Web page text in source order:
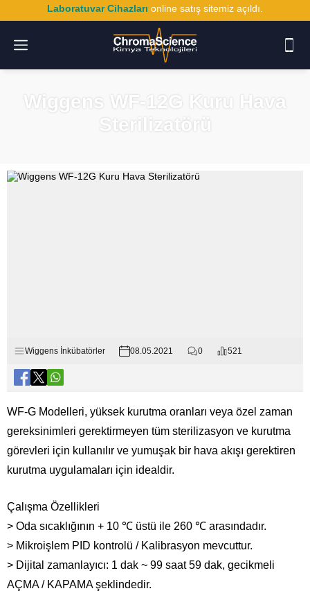
Laboratuvar Cihazları online satış sitemiz açıldı.
Wiggens WF-12G Kuru Hava
Sterilizatörü
Wiggens İnkübatörler 08.05.2021 0 521
WF-G Modelleri, yüksek kurutma oranları veya özel zaman
gereksinimleri gerektirmeyen tüm sterilizasyon ve kurutma
görevleri için kullanılır ve yumuşak bir hava akışı gerektiren
kurutma uygulamaları için idealdir.
Çalışma Özellikleri
> Oda sıcaklığının + 10 ℃ üstü ile 260 ℃ arasındadır.
> Mikroişlem PID kontrolü / Kalibrasyon mevcuttur.
> Dijital zamanlayıcı: 1 dak ~ 99 saat 59 dak, gecikmeli
AÇMA / KAPAMA şeklindedir.